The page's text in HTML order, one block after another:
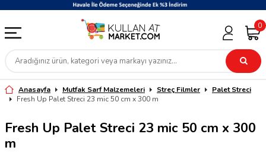
0
Anasayfa Mutfak Sarf Malzemeleri Streç Filmler
Palet Streci
Fresh Up Palet Streci 23 mic 50 cm x 300 m
Fresh Up Palet Streci 23 mic 50 cm x 300
m